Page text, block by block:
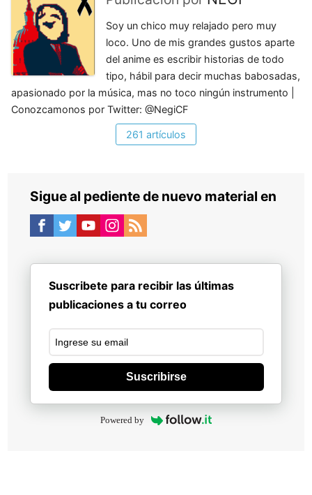
Soy un chico muy relajado pero muy
loco. Uno de mis grandes gustos aparte
del anime es escribir historias de todo
tipo, hábil para decir muchas babosadas,
apasionado por la música, mas no toco ningún instrumento |
Conozcamonos por Twitter: @NegiCF
261 artículos
Sigue al pediente de nuevo material en
Suscribete para recibir las últimas
publicaciones a tu correo
Suscribirse
Powered by